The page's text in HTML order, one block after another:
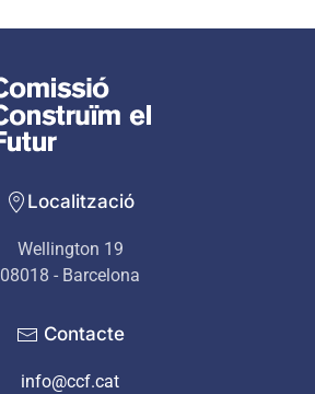
Localització
Wellington 19
08018 - Barcelona
Contacte
info@ccf.cat